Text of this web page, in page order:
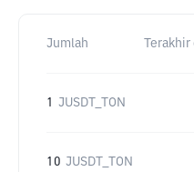
Jumlah
1 JUSDT_TON
10 JUSDT_TON